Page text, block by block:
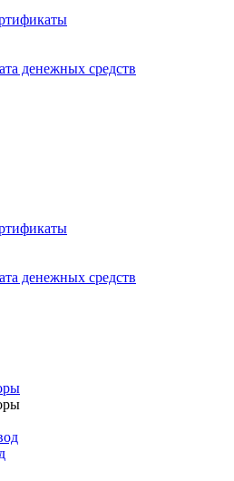
денежных средств
денежных средств